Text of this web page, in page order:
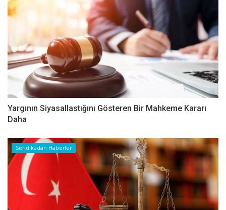
Yargının Siyasallastığını Gösteren Bir Mahkeme Kararı
Daha
Sendikadan Haberler